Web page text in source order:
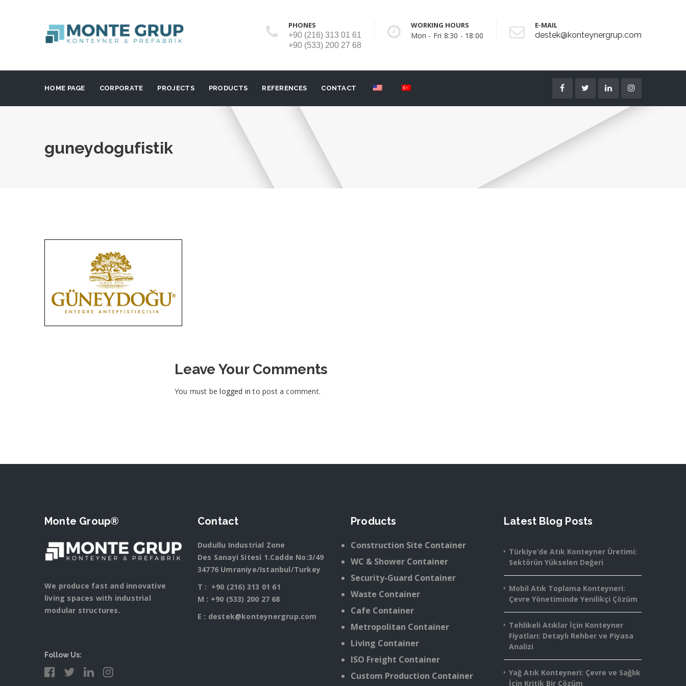
PHONES
+90 (216) 313 01 61
+90 (533) 200 27 68
WORKING HOURS
Mon - Fri 8:30 - 18:00
E-MAIL
destek@konteynergrup.com
HOME PAGE CORPORATE PROJECTS PRODUCTS REFERENCES CONTACT
guneydogufistik
Leave Your Comments
You must belogged in to post a comment.
Monte Group®
We produce fast and innovative
living spaces with industrial
modular structures.
Follow Us:
Contact
Dudullu Industrial Zone
Des Sanayi Sitesi 1.Cadde No:3/49
34776 Umraniye/Istanbul/Turkey
T : +90 (216) 313 01 61
M : +90 (533) 200 27 68
E : destek@konteynergrup.com
Products
Construction Site Container
WC & Shower Container
Security-Guard Container
Waste Container
Cafe Container
Metropolitan Container
Living Container
ISO Freight Container
Custom Production Container
Latest Blog Posts
Türkiye’de Atık Konteyner Üretimi:
Sektörün Yükselen Değeri
Mobil Atık Toplama Konteyneri:
Çevre Yönetiminde Yenilikçi Çözüm
Tehlikeli Atıklar İçin Konteyner
Fiyatları: Detaylı Rehber ve Piyasa
Analizi
Yağ Atık Konteyneri: Çevre ve Sağlık
İçin Kritik Bir Çözüm